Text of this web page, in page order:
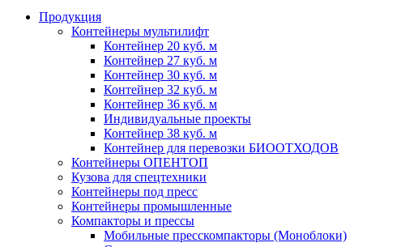
Продукция
Контейнеры мультилифт
Контейнер 20 куб. м
Контейнер 27 куб. м
Контейнер 30 куб. м
Контейнер 32 куб. м
Контейнер 36 куб. м
Индивидуальные проекты
Контейнер 38 куб. м
Контейнер для перевозки БИООТХОДОВ
Контейнеры ОПЕНТОП
Кузова для спецтехники
Контейнеры под пресс
Контейнеры промышленные
Компакторы и прессы
Мобильные пресскомпакторы (Моноблоки)